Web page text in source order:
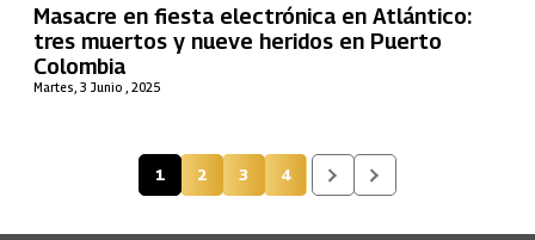
Martes, 3 Junio , 2025
Masacre en fiesta electrónica en Atlántico:
tres muertos y nueve heridos en Puerto
Colombia
Página actual
1 Página
2 Página
3 Página
4